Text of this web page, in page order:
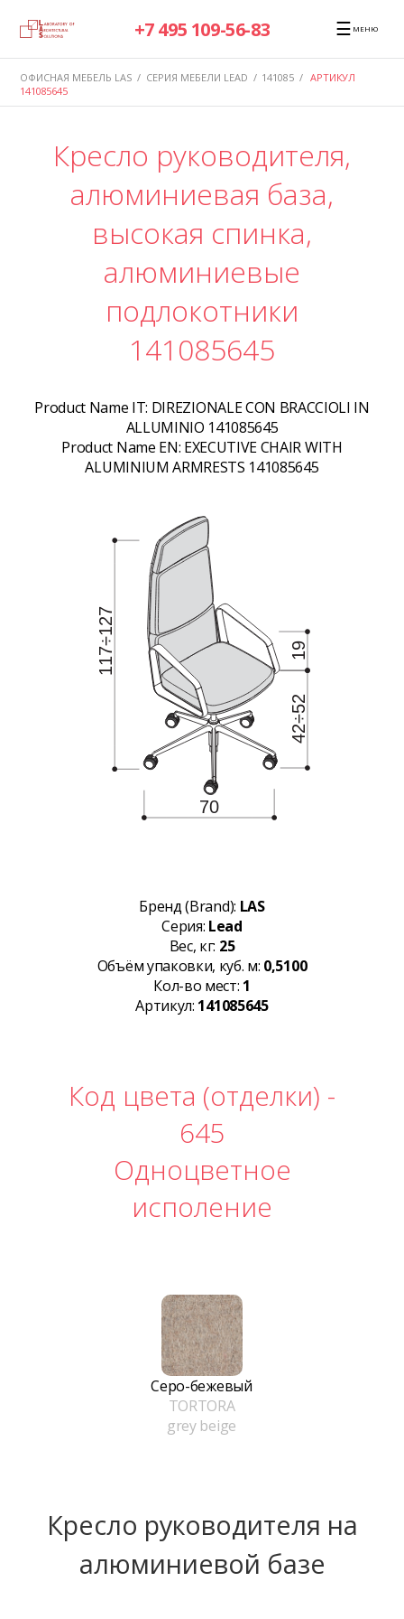
+7 495 109-56-83 ☰ МЕНЮ
ОФИСНАЯ МЕБЕЛЬ LAS / СЕРИЯ МЕБЕЛИ LEAD / 141085 / АРТИКУЛ
141085645
Кресло руководителя,
алюминиевая база,
высокая спинка,
алюминиевые
подлокотники
141085645
Product Name IT: DIREZIONALE CON BRACCIOLI IN
ALLUMINIO 141085645
Product Name EN: EXECUTIVE CHAIR WITH
ALUMINIUM ARMRESTS 141085645
Бренд (Brand): LAS
Серия: Lead
Вес, кг: 25
Объём упаковки, куб. м: 0,5100
Кол-во мест: 1
Артикул: 141085645
Код цвета (отделки) -
645
Одноцветное
исполение
Серо-бежевый
TORTORA
grey beige
Кресло руководителя на
алюминиевой базе